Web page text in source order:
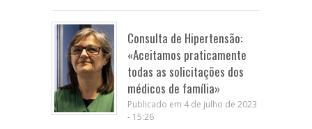
Consulta de Hipertensão:
«Aceitamos praticamente
todas as solicitações dos
médicos de família»
Publicado em 4 de julho de 2023
- 15:26